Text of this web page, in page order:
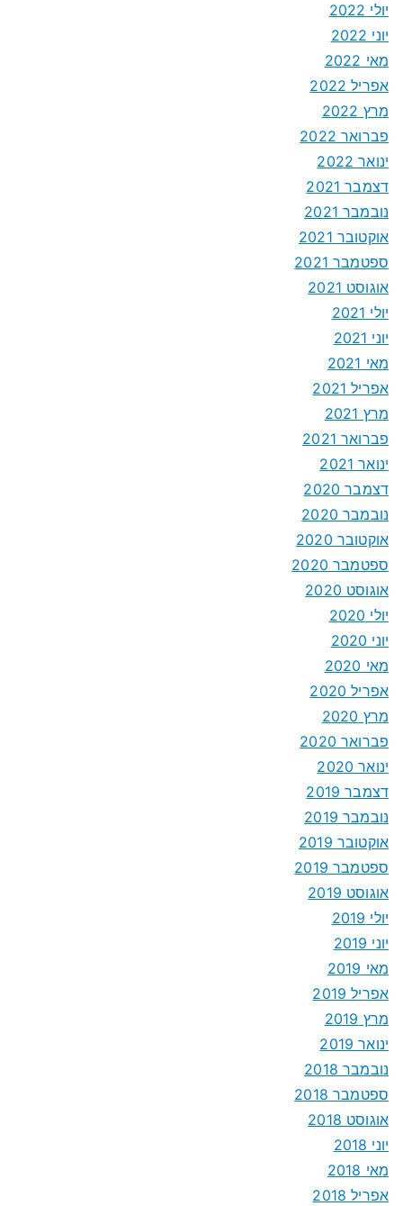
יולי 2022
יוני 2022
מאי 2022
אפריל 2022
מרץ 2022
פברואר 2022
ינואר 2022
דצמבר 2021
נובמבר 2021
אוקטובר 2021
ספטמבר 2021
אוגוסט 2021
יולי 2021
יוני 2021
מאי 2021
אפריל 2021
מרץ 2021
פברואר 2021
ינואר 2021
דצמבר 2020
נובמבר 2020
אוקטובר 2020
ספטמבר 2020
אוגוסט 2020
יולי 2020
יוני 2020
מאי 2020
אפריל 2020
מרץ 2020
פברואר 2020
ינואר 2020
דצמבר 2019
נובמבר 2019
אוקטובר 2019
ספטמבר 2019
אוגוסט 2019
יולי 2019
יוני 2019
מאי 2019
אפריל 2019
מרץ 2019
ינואר 2019
נובמבר 2018
ספטמבר 2018
אוגוסט 2018
יוני 2018
מאי 2018
אפריל 2018